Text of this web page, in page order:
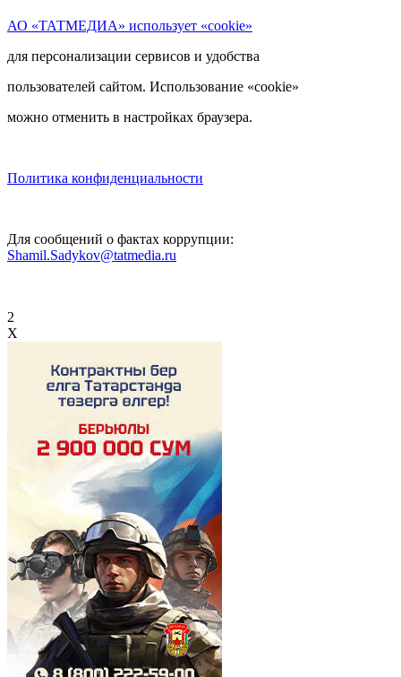
АО «ТАТМЕДИА» использует «cookie»
для персонализации сервисов и удобства
пользователей сайтом. Использование «cookie»
можно отменить в настройках браузера.
Политика конфиденциальности
Для сообщений о фактах коррупции:
Shamil.Sadykov@tatmedia.ru
2
X